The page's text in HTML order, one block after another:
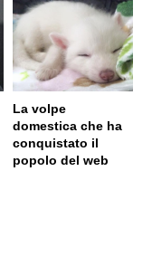
La volpe
domestica che ha
conquistato il
popolo del web